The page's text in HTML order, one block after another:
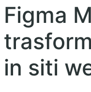
Figma
in siti